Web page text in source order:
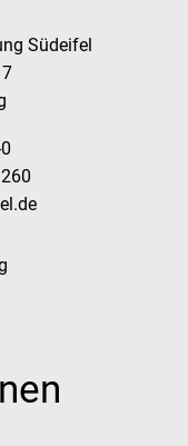
Südeifel